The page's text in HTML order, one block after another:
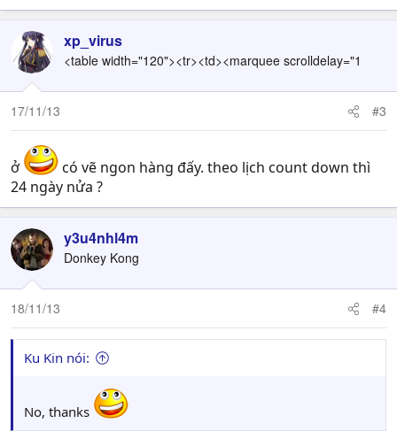
xp_virus
<table width="120"><tr><td><marquee scrolldelay="1
17/11/13 #3
ở
có vẽ ngon hàng đấy. theo lịch count down thì
24 ngày nửa ?
y3u4nhl4m
Donkey Kong
18/11/13 #4
Ku Kin nói:
No, thanks